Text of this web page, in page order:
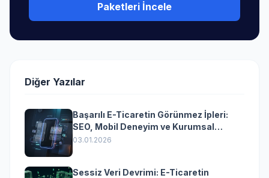
Paketleri İncele
Diğer Yazılar
Başarılı E-Ticaretin Görünmez İpleri:
SEO, Mobil Deneyim ve Kurumsal
Yazılımın Kazandıran Senkronizasyonu
03.01.2026
Sessiz Veri Devrimi: E-Ticaretin